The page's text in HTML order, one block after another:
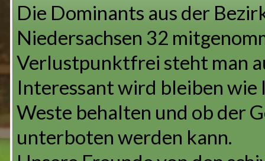
Die Dominants aus der
Niedersachsen 32
Verlustpunktfrei steht man
Interessant wird bleiben wie
Weste behalten und ob der
unterboten werden kann.